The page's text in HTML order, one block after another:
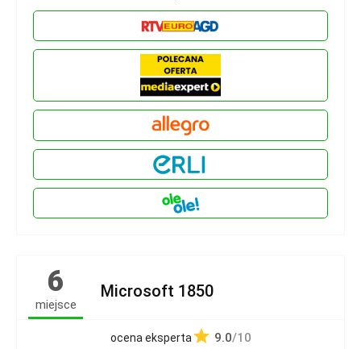
6
miejsce
Microsoft 1850
ocena eksperta 9.0/10